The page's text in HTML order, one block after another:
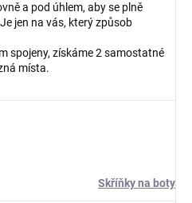
a pod úhlem, aby se plně
jen na vás, který způsob
spojeny, získáme 2 samostatné
místa.
Skříňky na boty